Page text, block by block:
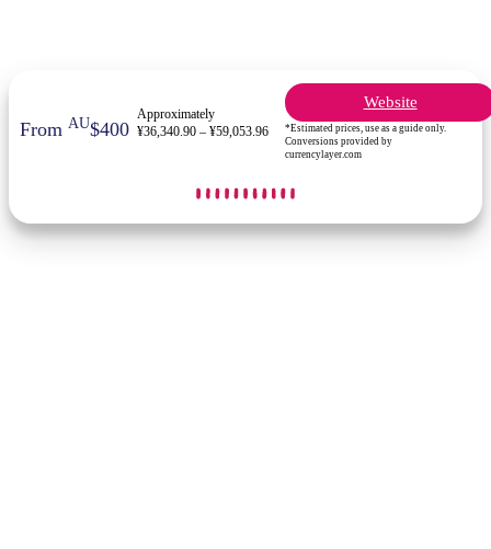
From AU$400
Approximately
¥36,340.90 – ¥59,053.96
Website
*Estimated prices, use as a guide only.
Conversions provided by
currencylayer.com